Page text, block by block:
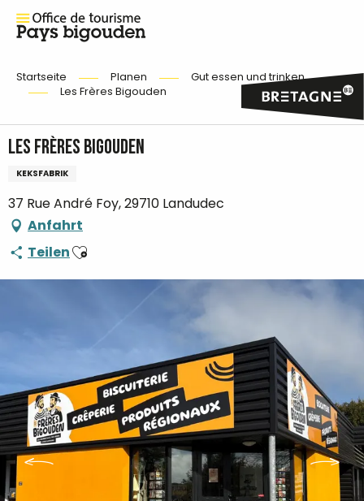
Startseite Planen
Gut essen und trinken
Les Frères Bigouden
Les Frères Bigouden
KEKSFABRIK
37 Rue André Foy, 29710 Landudec
Anfahrt
TeilenAjouter aux favoris